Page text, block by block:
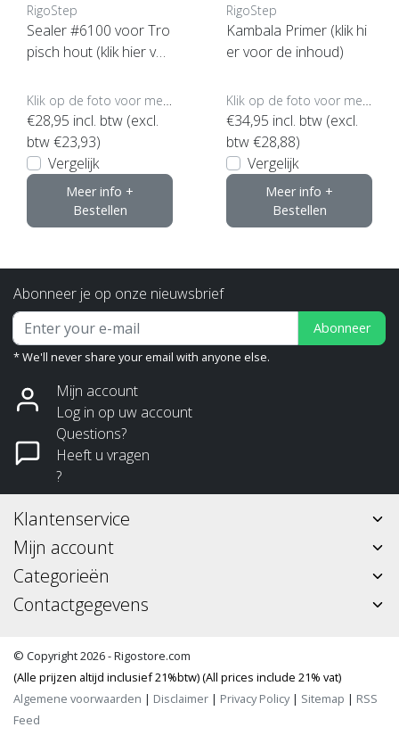
RigoStep
Sealer #6100 voor Tro
pisch hout (klik hier vo
€28,95 incl. btw (excl.
btw €23,93)
Vergelijk
Meer info +
Bestellen
RigoStep
Kambala Primer (klik hi
er voor de inhoud)
€34,95 incl. btw (excl.
btw €28,88)
Vergelijk
Meer info +
Bestellen
Abonneer je op onze nieuwsbrief
Abonneer
* We'll never share your email with anyone else.
Mijn account
Log in op uw account
Questions?
Heeft u vragen
?
Klantenservice
Mijn account
Categorieën
Contactgegevens
© Copyright 2026 - Rigostore.com
(Alle prijzen altijd inclusief 21%btw) (All prices include 21% vat)
Algemene voorwaarden | Disclaimer | Privacy Policy| Sitemap | RSS
Feed